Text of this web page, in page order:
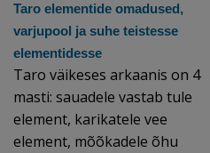
Taro elementide omadused,
varjupool ja suhe teistesse
elementidesse
Taro väikeses arkaanis on 4
masti: sauadele vastab tule
element, karikatele vee
element, mõõkadele õhu